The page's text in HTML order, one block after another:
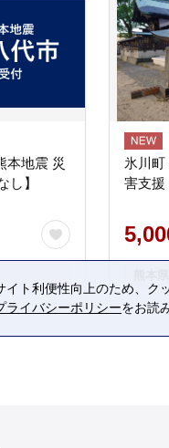
本地震 災
し】
氷川町
害支援
イト利便性向上のため、ク
ライバシーポリシーをお読